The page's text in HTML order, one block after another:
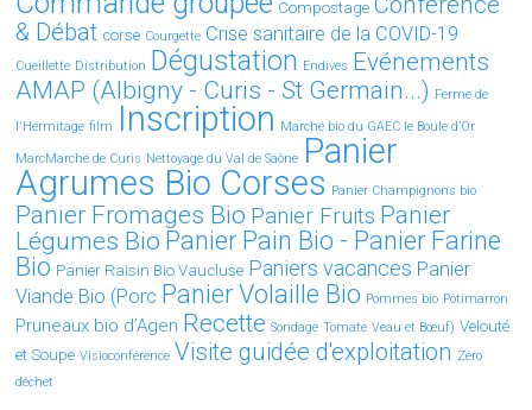
Compostage
& Débat corse Courgette Crise sanitaire de la COVID-19
Cueillette Distribution Dégustation Endives Evénements
AMAP (Albigny - Curis - St Germain...) Ferme de
l'Hermitage film Inscription Marché bio du GAEC le Boule d’Or
MarcMarché de Curis Nettoyage du Val de Saône Panier
Agrumes Bio Corses Panier Champignons bio
Panier Fromages Bio Panier Fruits Panier
Légumes Bio Panier Pain Bio - Panier Farine
Bio Panier Raisin Bio Vaucluse Paniers vacances Panier
Viande Bio (Porc Panier Volaille Bio Pommes bio Potimarron
Pruneaux bio d’Agen Recette Sondage Tomate Veau et Bœuf) Velouté
et Soupe Visioconférence Visite guidée d'exploitation Zéro
déchet